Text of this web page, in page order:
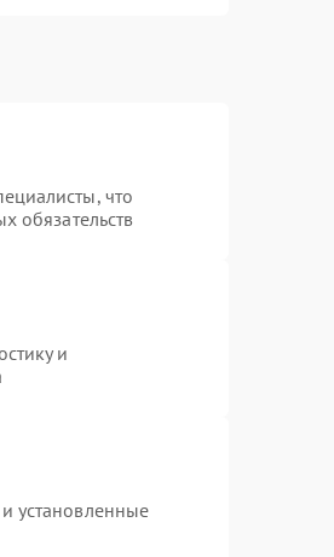
что
обязательств
и
установленные